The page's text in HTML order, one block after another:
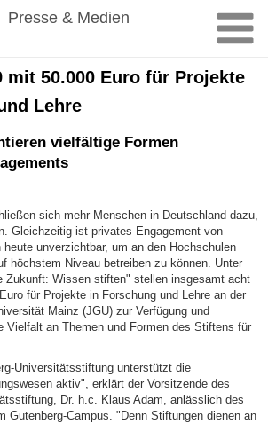
Presse & Medien
mit 50.000 Euro für Projekte
Lehre
vielfältige Formen
sich mehr Menschen in Deutschland dazu,
Gleichzeitig ist privates Engagement von
unverzichtbar, um an den Hochschulen
höchstem Niveau betreiben zu können. Unter
Zukunft: Wissen stiften" stellen insgesamt acht
für Projekte in Forschung und Lehre an der
Mainz (JGU) zur Verfügung und
Vielfalt an Themen und Formen des Stiftens für
Universitätsstiftung unterstützt die
aktiv", erklärt der Vorsitzende des
Dr. h.c. Klaus Adam, anlässlich des
Gutenberg-Campus. "Denn Stiftungen dienen an